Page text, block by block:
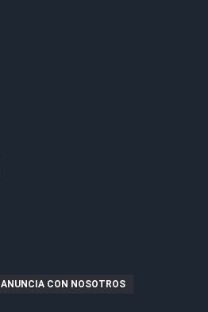
ANUNCIA CON NOSOTROS